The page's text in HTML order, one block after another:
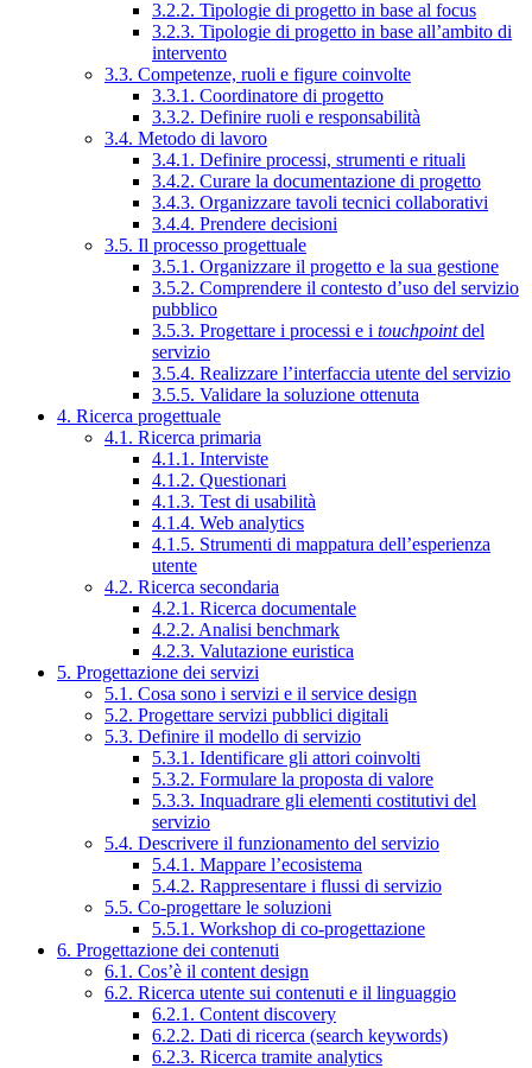
3.2.2. Tipologie di progetto in base al focus
3.2.3. Tipologie di progetto in base all’ambito di
intervento
3.3. Competenze, ruoli e figure coinvolte
3.3.1. Coordinatore di progetto
3.3.2. Definire ruoli e responsabilità
3.4. Metodo di lavoro
3.4.1. Definire processi, strumenti e rituali
3.4.2. Curare la documentazione di progetto
3.4.3. Organizzare tavoli tecnici collaborativi
3.4.4. Prendere decisioni
3.5. Il processo progettuale
3.5.1. Organizzare il progetto e la sua gestione
3.5.2. Comprendere il contesto d’uso del servizio
pubblico
3.5.3. Progettare i processi e i touchpointdel
servizio
3.5.4. Realizzare l’interfaccia utente del servizio
3.5.5. Validare la soluzione ottenuta
4. Ricerca progettuale
4.1. Ricerca primaria
4.1.1. Interviste
4.1.2. Questionari
4.1.3. Test di usabilità
4.1.4. Web analytics
4.1.5. Strumenti di mappatura dell’esperienza
utente
4.2. Ricerca secondaria
4.2.1. Ricerca documentale
4.2.2. Analisi benchmark
4.2.3. Valutazione euristica
5. Progettazione dei servizi
5.1. Cosa sono i servizi e il service design
5.2. Progettare servizi pubblici digitali
5.3. Definire il modello di servizio
5.3.1. Identificare gli attori coinvolti
5.3.2. Formulare la proposta di valore
5.3.3. Inquadrare gli elementi costitutivi del
servizio
5.4. Descrivere il funzionamento del servizio
5.4.1. Mappare l’ecosistema
5.4.2. Rappresentare i flussi di servizio
5.5. Co-progettare le soluzioni
5.5.1. Workshop di co-progettazione
6. Progettazione dei contenuti
6.1. Cos’è il content design
6.2. Ricerca utente sui contenuti e il linguaggio
6.2.1. Content discovery
6.2.2. Dati di ricerca (search keywords)
6.2.3. Ricerca tramite analytics